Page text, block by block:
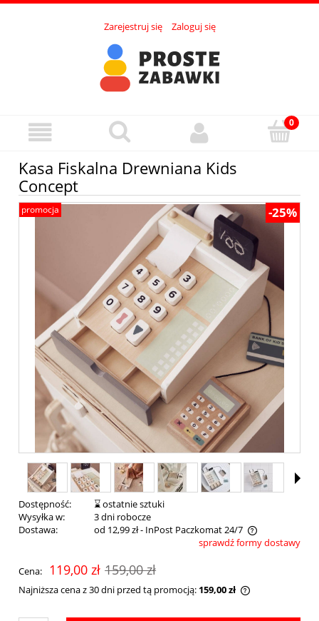
Zarejestruj się Zaloguj się
Kasa Fiskalna Drewniana Kids
Concept
promocja -25%
Dostępność:
⌛ ostatnie sztuki
Wysyłka w:
3 dni robocze
Dostawa:
od 12,99 zł- InPost Paczkomat 24/7
sprawdź formy dostawy
Cena: 119,00 zł 159,00 zł
Najniższa cena z 30 dni przed tą promocją: 159,00 zł